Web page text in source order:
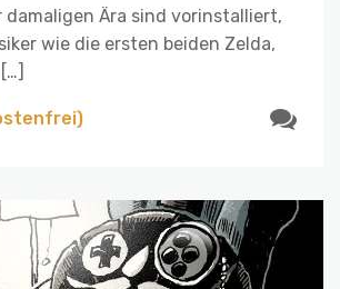
damaligen Ära sind vorinstalliert,
wie die ersten beiden Zelda,